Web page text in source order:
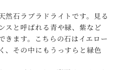
然石ラブラドライトです。見る
スと呼ばれる青や緑、紫など
きます。こちらの石はイエロー
、その中にもうっすらと緑色